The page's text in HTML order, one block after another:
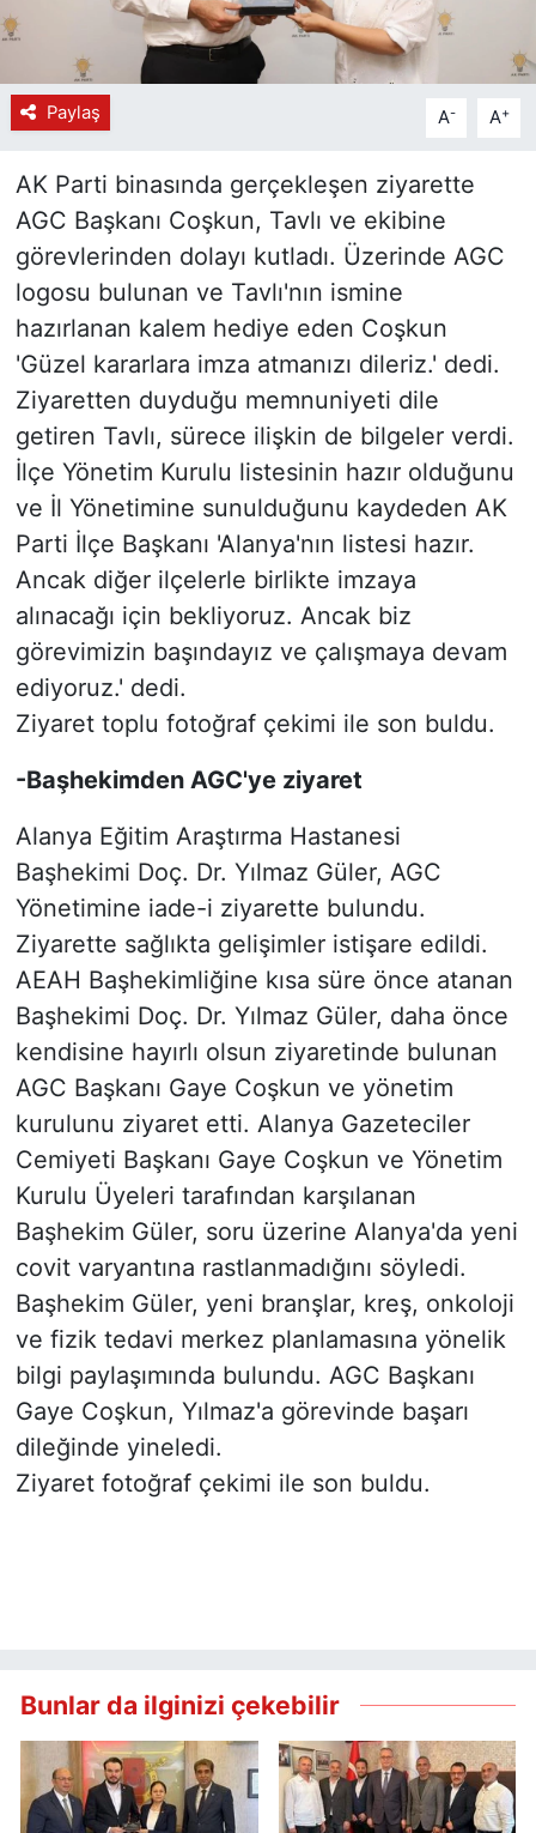
Paylaş A- A+
AK Parti binasında gerçekleşen ziyarette
AGC Başkanı Coşkun, Tavlı ve ekibine
görevlerinden dolayı kutladı. Üzerinde AGC
logosu bulunan ve Tavlı'nın ismine
hazırlanan kalem hediye eden Coşkun
'Güzel kararlara imza atmanızı dileriz.' dedi.
Ziyaretten duyduğu memnuniyeti dile
getiren Tavlı, sürece ilişkin de bilgeler verdi.
İlçe Yönetim Kurulu listesinin hazır olduğunu
ve İl Yönetimine sunulduğunu kaydeden AK
Parti İlçe Başkanı 'Alanya'nın listesi hazır.
Ancak diğer ilçelerle birlikte imzaya
alınacağı için bekliyoruz. Ancak biz
görevimizin başındayız ve çalışmaya devam
ediyoruz.' dedi.
Ziyaret toplu fotoğraf çekimi ile son buldu.
-Başhekimden AGC'ye ziyaret
Alanya Eğitim Araştırma Hastanesi
Başhekimi Doç. Dr. Yılmaz Güler, AGC
Yönetimine iade-i ziyarette bulundu.
Ziyarette sağlıkta gelişimler istişare edildi.
AEAH Başhekimliğine kısa süre önce atanan
Başhekimi Doç. Dr. Yılmaz Güler, daha önce
kendisine hayırlı olsun ziyaretinde bulunan
AGC Başkanı Gaye Coşkun ve yönetim
kurulunu ziyaret etti. Alanya Gazeteciler
Cemiyeti Başkanı Gaye Coşkun ve Yönetim
Kurulu Üyeleri tarafından karşılanan
Başhekim Güler, soru üzerine Alanya'da yeni
covit varyantına rastlanmadığını söyledi.
Başhekim Güler, yeni branşlar, kreş, onkoloji
ve fizik tedavi merkez planlamasına yönelik
bilgi paylaşımında bulundu. AGC Başkanı
Gaye Coşkun, Yılmaz'a görevinde başarı
dileğinde yineledi.
Ziyaret fotoğraf çekimi ile son buldu.
Bunlar da ilginizi çekebilir